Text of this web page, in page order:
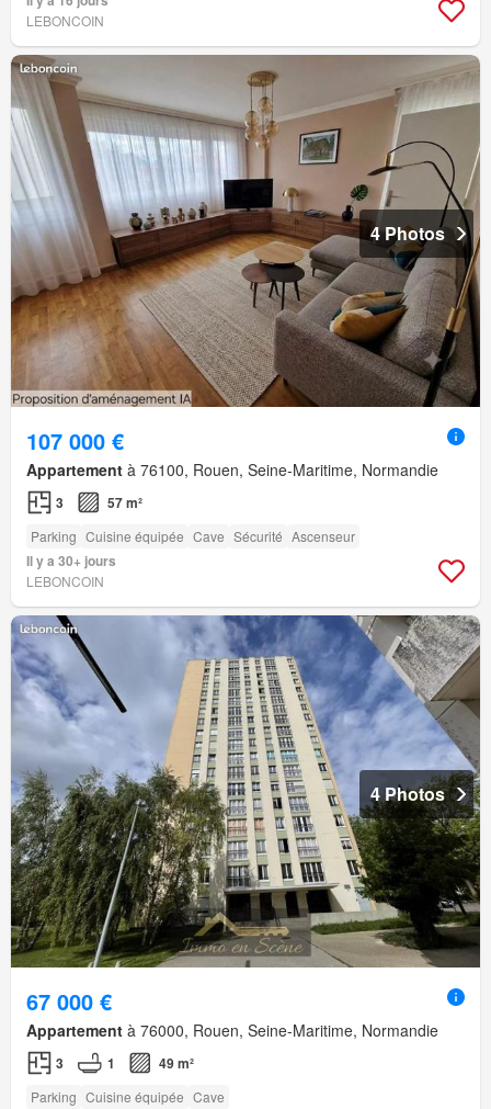
LEBONCOIN
4 Photos
107 000 €
Appartement à 76100, Rouen, Seine-Maritime, Normandie
3 57 m²
Parking Cuisine équipée Cave Sécurité Ascenseur
Il y a 30+ jours
LEBONCOIN
4 Photos
67 000 €
Appartement à 76000, Rouen, Seine-Maritime, Normandie
3 1 49 m²
Parking Cuisine équipée Cave